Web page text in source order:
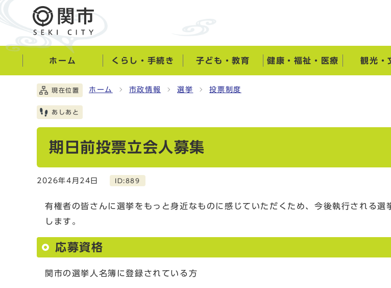
ホーム くらし・手続き 子ども・教育 健康・福祉・医療 観光・
現在位置 ホーム 市政情報 選挙 投票制度
あしあと
期日前投票立会人募集
2026年4月24日 ID:889
有権者の皆さんに選挙をもっと身近なものに感じていただくため、今後執行される選
します。
応募資格
関市の選挙人名簿に登録されている方